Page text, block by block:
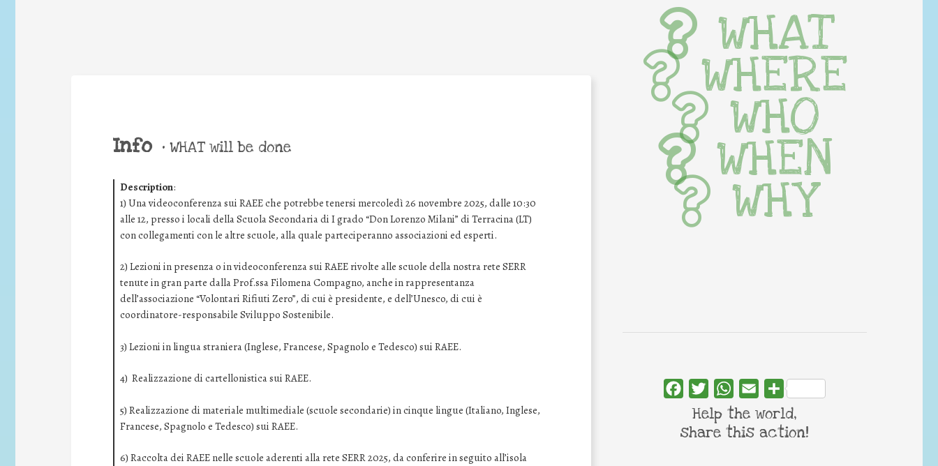
Info • WHAT will be done
Description:
1) Una videoconferenza sui RAEE che potrebbe tenersi mercoledì 26 novembre 2025, dalle 10:30
alle 12, presso i locali della Scuola Secondaria di I grado “Don Lorenzo Milani” di Terracina (LT)
con collegamenti con le altre scuole, alla quale parteciperanno associazioni ed esperti.
2) Lezioni in presenza o in videoconferenza sui RAEE rivolte alle scuole della nostra rete SERR
tenute in gran parte dalla Prof.ssa Filomena Compagno, anche in rappresentanza
dell’associazione “Volontari Rifiuti Zero”, di cui è presidente, e dell’Unesco, di cui è
coordinatore-responsabile Sviluppo Sostenibile.
3) Lezioni in lingua straniera (Inglese, Francese, Spagnolo e Tedesco) sui RAEE.
4) Realizzazione di cartellonistica sui RAEE.
5) Realizzazione di materiale multimediale (scuole secondarie) in cinque lingue (Italiano, Inglese,
Francese, Spagnolo e Tedesco) sui RAEE.
6) Raccolta dei RAEE nelle scuole aderenti alla rete SERR 2025, da conferire in seguito all’isola
WHAT
WHERE
WHO
WHEN
WHY
FacebookTwitterWhatsApp
Email Share
Help the world,
share this action!